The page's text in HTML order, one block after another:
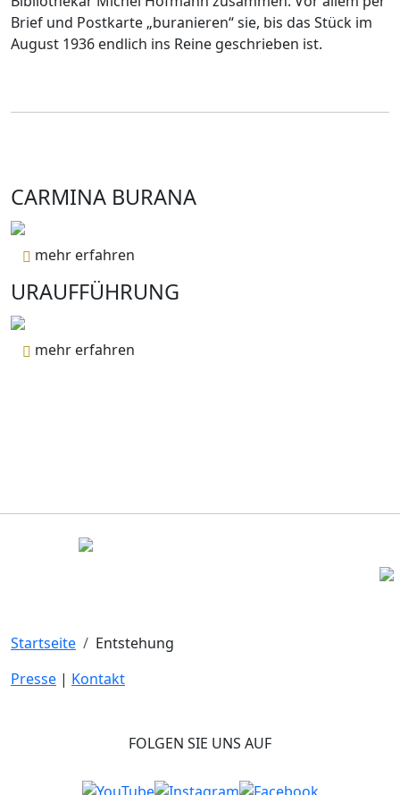
Brief und Postkarte „buranieren“ sie, bis das Stück im
August 1936 endlich ins Reine geschrieben ist.
CARMINA BURANA
mehr erfahren
URAUFFÜHRUNG
mehr erfahren
Startseite
Entstehung
Presse | Kontakt
FOLGEN SIE UNS AUF